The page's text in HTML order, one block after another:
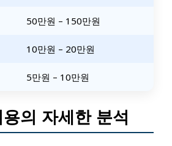
50만원 – 150만원
10만원 – 20만원
5만원 – 10만원
의 자세한 분석